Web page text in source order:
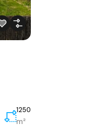
1250
m²